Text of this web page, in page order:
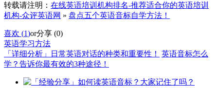
转载请注明： 在线英语培训机构排名-推荐适合你的英语培训
机构-众评英语网 » 盘点五个英语音标自学方法！
喜欢 (1)or分享 (0)
英语学习方法
「详细分析」日常英语对话的种类和重要性！
英语音标怎么
学？告诉你最有效的3种途径！